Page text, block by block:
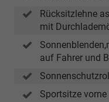
Rücksitzlehne
mit
auf Fahrer und
Sportsitze vorne